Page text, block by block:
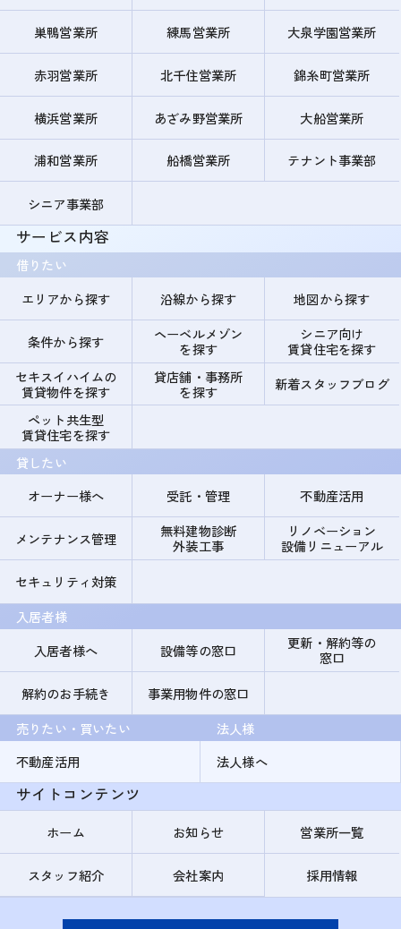
巣鴨営業所 練馬営業所 大泉学園営業所
赤羽営業所 北千住営業所 錦糸町営業所
横浜営業所 あざみ野営業所 大船営業所
浦和営業所 船橋営業所 テナント事業部
シニア事業部
サービス内容
借りたい
エリアから探す
沿線から探す 地図から探す
条件から探す
ヘーベルメゾン
を探す
シニア向け
賃貸住宅を探す
セキスイハイムの
賃貸物件を探す
貸店舗・事務所
を探す
新着スタッフブログ
ペット共生型
賃貸住宅を探す
貸したい
オーナー様へ
受託・管理 不動産活用
メンテナンス管理
無料建物診断
外装工事
リノベーション
設備リニューアル
セキュリティ対策
入居者様
入居者様へ
設備等の窓口
更新・解約等の
窓口
解約のお手続き
事業用物件の窓口
売りたい・買いたい
不動産活用
法人様
法人様へ
サイトコンテンツ
ホーム お知らせ 営業所一覧
スタッフ紹介 会社案内 採用情報